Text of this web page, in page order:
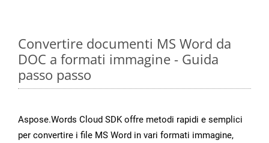
Convertire documenti MS Word da
DOC a formati immagine - Guida
passo passo
Aspose.Words Cloud SDK offre metodi rapidi e semplici
per convertire i file MS Word in vari formati immagine,